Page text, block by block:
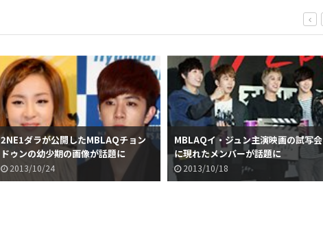
2NE1ダラが公開したMBLAQチョン
ドゥンの幼少期の画像が話題に
2013/10/24
MBLAQイ・ジュン主演映画の試写会
に現れたメンバーが話題に
2013/10/18